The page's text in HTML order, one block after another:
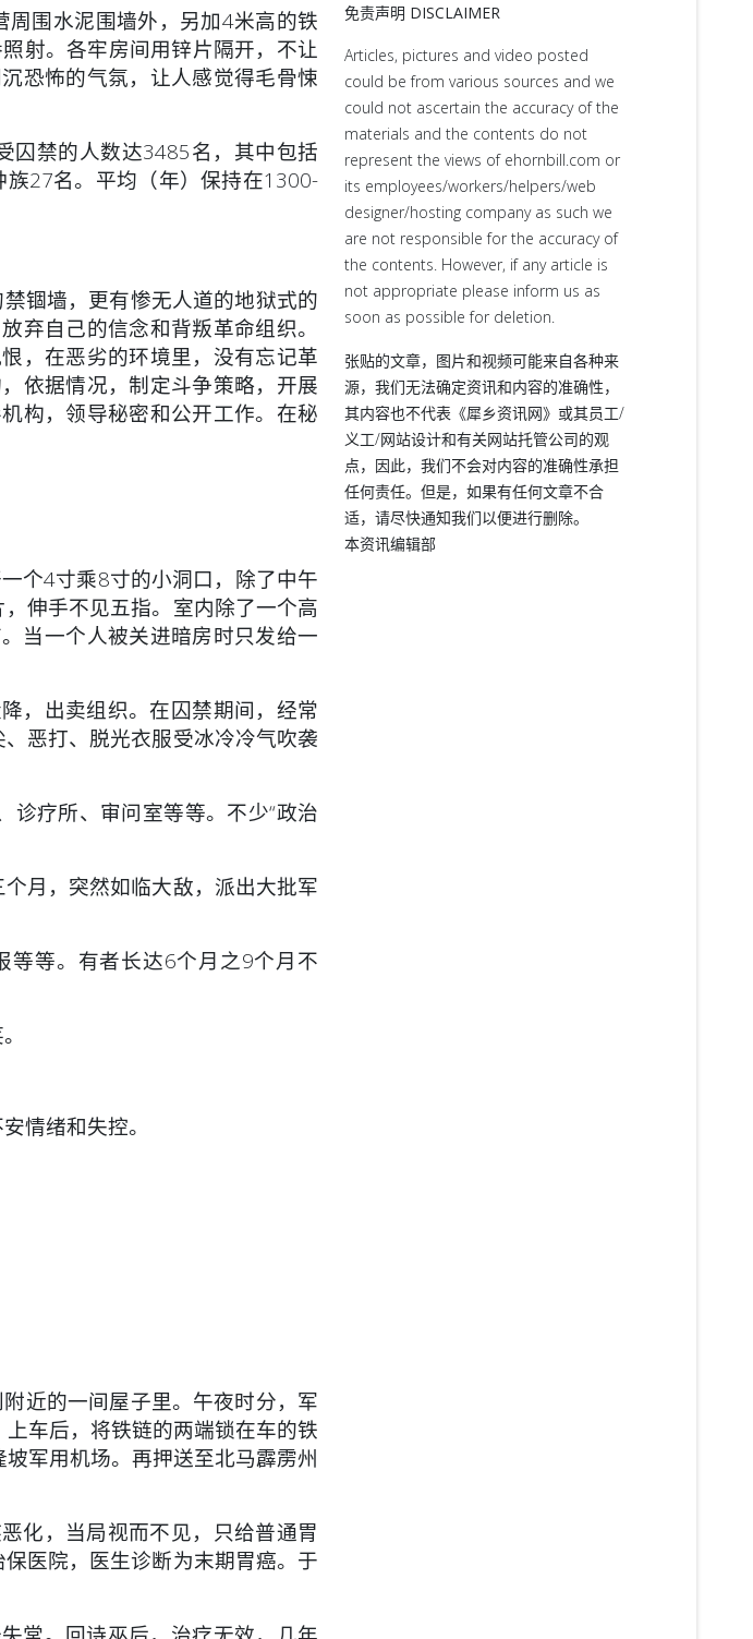
围水泥围墙外，另加4米高的铁
射。各牢房间用锌片隔开，不让
恐怖的气氛，让人感觉得毛骨悚
禁的人数达3485名，其中包括
27名。平均（年）保持在1300-
锢墙，更有惨无人道的地狱式的
弃自己的信念和背叛革命组织。
，在恶劣的环境里，没有忘记革
依据情况，制定斗争策略，开展
构，领导秘密和公开工作。在秘
个4寸乘8寸的小洞口，除了中午
伸手不见五指。室内除了一个高
当一个人被关进暗房时只发给一
，出卖组织。在囚禁期间，经常
恶打、脱光衣服受冰冷冷气吹袭
诊疗所、审问室等等。不少“政治
月，突然如临大敌，派出大批军
等等。有者长达6个月之9个月不
情绪和失控。
近的一间屋子里。午夜时分，军
车后，将铁链的两端锁在车的铁
军用机场。再押送至北马霹雳州
化，当局视而不见，只给普通胃
医院，医生诊断为末期胃癌。于
免责声明 DISCLAIMER
Articles, pictures and video posted
could be from various sources and we
could not ascertain the accuracy of the
materials and the contents do not
represent the views of ehornbill.com or
its employees/workers/helpers/web
designer/hosting company as such we
are not responsible for the accuracy of
the contents. However, if any article is
not appropriate please inform us as
soon as possible for deletion.
张贴的文章，图片和视频可能来自各种来
源，我们无法确定资讯和内容的准确性，
其内容也不代表《犀乡资讯网》或其员工/
义工/网站设计和有关网站托管公司的观
点，因此，我们不会对内容的准确性承担
任何责任。但是，如果有任何文章不合
适，请尽快通知我们以便进行删除。
本资讯编辑部